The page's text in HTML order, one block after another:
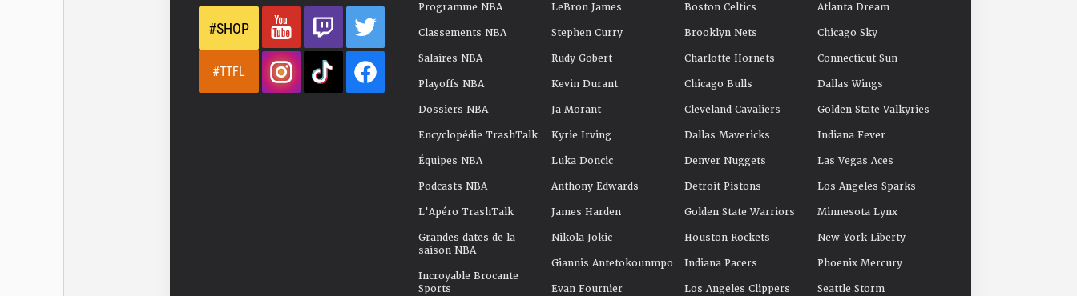
#SHOP
#TTFL
Programme NBA
Classements NBA
Salaires NBA
Playoffs NBA
Dossiers NBA
Encyclopédie TrashTalk
Équipes NBA
Podcasts NBA
L'Apéro TrashTalk
Grandes dates de la
saison NBA
Incroyable Brocante
Sports
LeBron James
Stephen Curry
Rudy Gobert
Kevin Durant
Ja Morant
Kyrie Irving
Luka Doncic
Anthony Edwards
James Harden
Nikola Jokic
Giannis Antetokounmpo
Evan Fournier
Boston Celtics
Brooklyn Nets
Charlotte Hornets
Chicago Bulls
Cleveland Cavaliers
Dallas Mavericks
Denver Nuggets
Detroit Pistons
Golden State Warriors
Houston Rockets
Indiana Pacers
Los Angeles Clippers
Atlanta Dream
Chicago Sky
Connecticut Sun
Dallas Wings
Golden State Valkyries
Indiana Fever
Las Vegas Aces
Los Angeles Sparks
Minnesota Lynx
New York Liberty
Phoenix Mercury
Seattle Storm